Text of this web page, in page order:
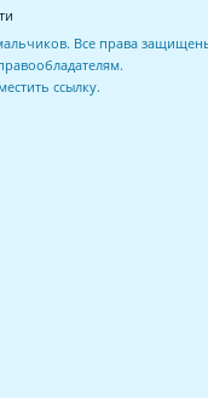
Все права
ссылку.